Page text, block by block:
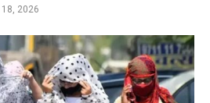
18, 2026